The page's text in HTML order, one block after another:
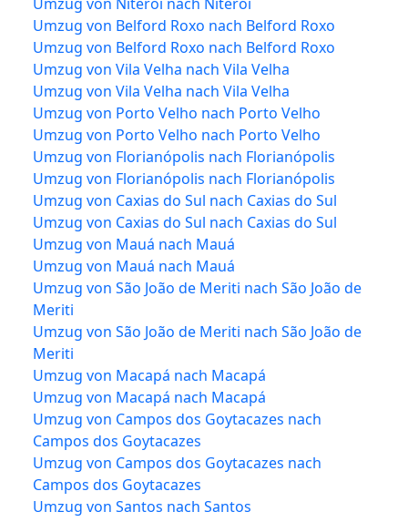
Umzug von Belford Roxo nach Belford Roxo
Umzug von Belford Roxo nach Belford Roxo
Umzug von Vila Velha nach Vila Velha
Umzug von Vila Velha nach Vila Velha
Umzug von Porto Velho nach Porto Velho
Umzug von Porto Velho nach Porto Velho
Umzug von Florianópolis nach Florianópolis
Umzug von Florianópolis nach Florianópolis
Umzug von Caxias do Sul nach Caxias do Sul
Umzug von Caxias do Sul nach Caxias do Sul
Umzug von Mauá nach Mauá
Umzug von Mauá nach Mauá
Umzug von São João de Meriti nach São João de
Meriti
Umzug von São João de Meriti nach São João de
Meriti
Umzug von Macapá nach Macapá
Umzug von Macapá nach Macapá
Umzug von Campos dos Goytacazes nach
Campos dos Goytacazes
Umzug von Campos dos Goytacazes nach
Campos dos Goytacazes
Umzug von Santos nach Santos